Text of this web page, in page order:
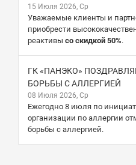
15 Июля 2026, Ср
Уважаемые клиенты и
приобрести
реактивы со скидкой 50%.
ГК «ПАНЭКО»
БОРЬБЫ С АЛЛЕРГИЕЙ
08 Июля 2026, Ср
Ежегодно 8 июля по
организации по аллергии
борьбы с аллергией.